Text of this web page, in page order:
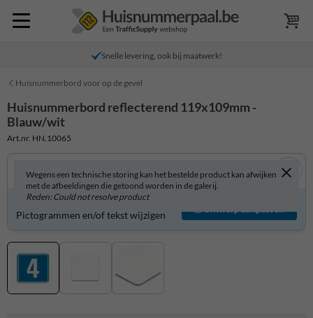
Snelle levering, ook bij maatwerk!
Huisnummerbord voor op de gevel
Huisnummerbord reflecterend 119x109mm -
Blauw/wit
Art.nr. HN.10065
Wegens een technische storing kan het bestelde product kan afwijken
met de afbeeldingen die getoond worden in de galerij.
Reden: Could not resolve product
Huisnummerbord zelf aanpassen?
Pictogrammen en/of tekst wijzigen
Ontwerp aanpassen